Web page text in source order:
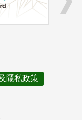
隱私政策